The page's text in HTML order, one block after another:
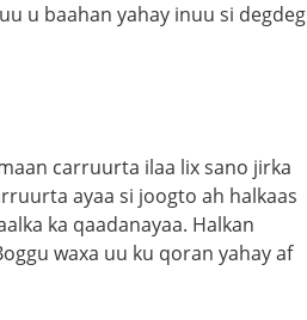
u baahan yahay inuu si degdeg
carruurta ilaa lix sano jirka
ayaa si joogto ah halkaas
ka qaadanayaa. Halkan
waxa uu ku qoran yahay af